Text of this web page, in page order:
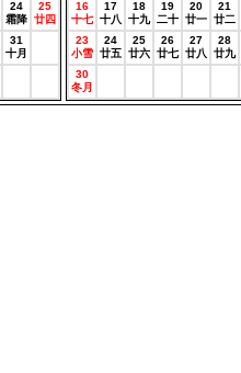
24
霜降
25
廿四
31
十月
16
十七
17
十八
18
十九
19
二十
20
廿一
21
廿二
23
小雪
24
廿五
25
廿六
26
廿七
27
廿八
28
廿九
30
冬月